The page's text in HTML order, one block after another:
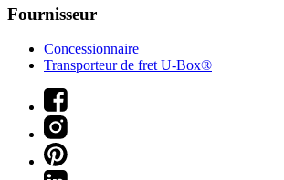
Fournisseur
Concessionnaire
Transporteur de fret U-Box®